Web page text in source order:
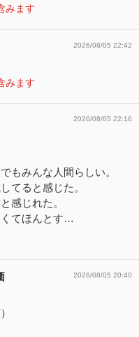
みます
2026/08/05 22:42
みます
2026/08/05 22:16
もみんな人間らしい。
てると感じた。
感じれた。
てほんとす…
2026/08/05 20:40